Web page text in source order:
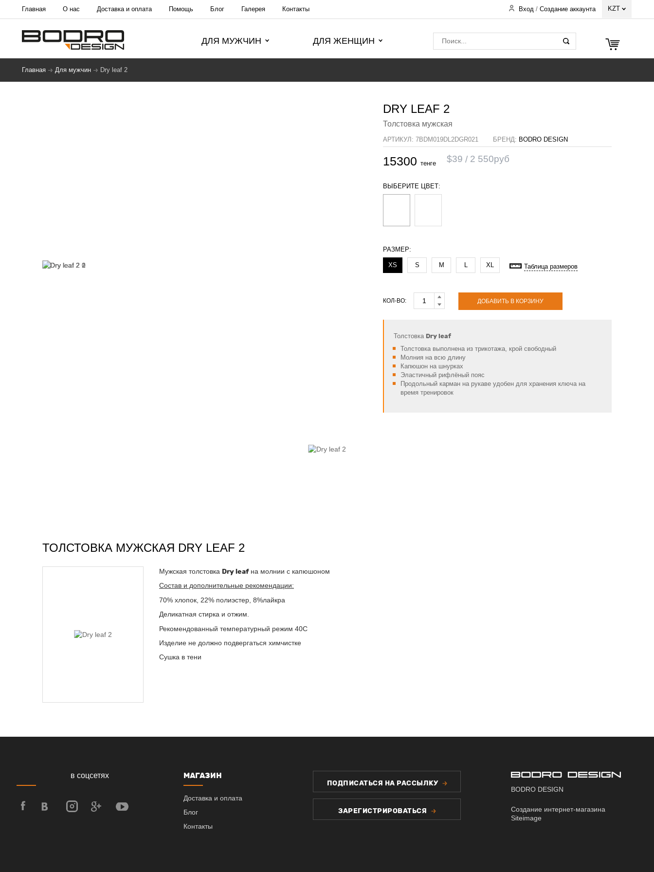
Главная О нас Доставка и оплата Помощь Блог Галерея Контакты Вход / Создание аккаунта KZT
ДЛЯ МУЖЧИН ДЛЯ ЖЕНЩИН
Главная Для мужчин Dry leaf 2
DRY LEAF 2
Толстовка мужская
АРТИКУЛ: 7BDM019DL2DGR021 БРЕНД: BODRO DESIGN
15300 тенге $39 2 550руб
ВЫБЕРИТЕ ЦВЕТ:
РАЗМЕР:
XS S M L XL Таблица размеров
КОЛ-ВО: ДОБАВИТЬ В КОРЗИНУ
Толстовка Dry leaf
Толстовка выполнена из трикотажа, крой свободный
Молния на всю длину
Капюшон на шнурках
Эластичный рифлёный пояс
Продольный карман на рукаве удобен для хранения ключа на
время тренировок
ТОЛСТОВКА МУЖСКАЯ DRY LEAF 2
Мужская толстовка Dry leaf на молнии с капюшоном
Состав и дополнительные рекомендации:
70% хлопок, 22% полиэстер, 8%лайкра
Деликатная стирка и отжим.
Рекомендованный температурный режим 40С
Изделие не должно подвергаться химчистке
Сушка в тени
в соцсетях МАГАЗИН
Доставка и оплата
Блог
Контакты
ПОДПИСАТЬСЯ НА РАССЫЛКУ
ЗАРЕГИСТРИРОВАТЬСЯ
BODRO DESIGN
Создание интернет-магазина
Siteimage